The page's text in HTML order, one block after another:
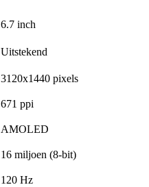
6.7 inch
Uitstekend
3120x1440 pixels
671 ppi
AMOLED
16 miljoen (8-bit)
120 Hz